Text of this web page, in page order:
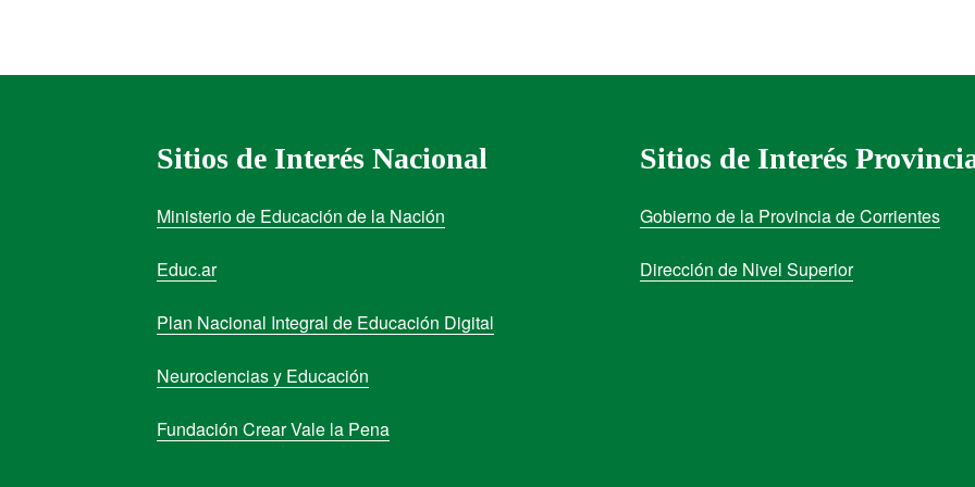
Sitios de Interés Nacional
Ministerio de Educación de la Nación
Educ.ar
Plan Nacional Integral de Educación Digital
Neurociencias y Educación
Fundación Crear Vale la Pena
Sitios de Interés
Gobierno de la Provincia de Corrientes
Dirección de Nivel Superior